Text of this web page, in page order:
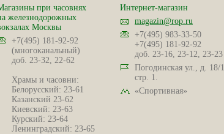
при часовнях
железнодорожных
Москвы
+7(495) 181-92-92
(многоканальный)
доб. 23-32, 22-62
Храмы и часовни:
Белорусский: 23-61
Казанский 23-62
Киевский: 23-63
Курский: 23-64
Ленинградский: 23-65
Интернет-магазин
magazin@rop.ru
+7(495) 983-33-50
+7(495) 181-92-92
доб. 23-16, 23-12, 23-23
Погодинская ул., д. 18/1,
стр. 1.
«Спортивная»